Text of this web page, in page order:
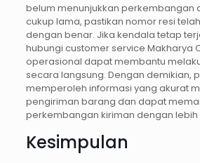
belum menunjukkan perkembangan
cukup lama, pastikan nomor resi
dengan benar. Jika kendala tetap
hubungi customer service Makharya
operasional dapat membantu
secara langsung. Dengan demikian,
memperoleh informasi yang akurat
pengiriman barang dan dapat
perkembangan kiriman dengan lebih
Kesimpulan